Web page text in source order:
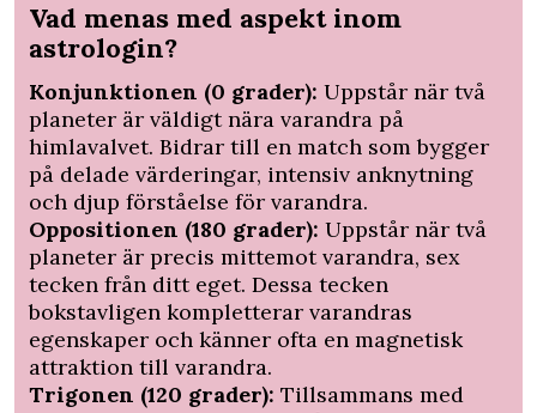
Vad menas med aspekt inom
astrologin?
Konjunktionen (0 grader): Uppstår när två
planeter är väldigt nära varandra på
himlavalvet. Bidrar till en match som bygger
på delade värderingar, intensiv anknytning
och djup förståelse för varandra.
Oppositionen (180 grader): Uppstår när två
planeter är precis mittemot varandra, sex
tecken från ditt eget. Dessa tecken
bokstavligen kompletterar varandras
egenskaper och känner ofta en magnetisk
attraktion till varandra.
Trigonen (120 grader): Tillsammans med